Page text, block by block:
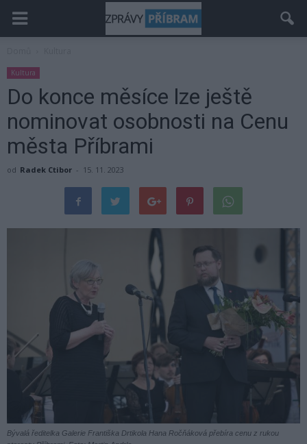
Kultura
Do konce měsíce lze ještě
nominovat osobnosti na Cenu
města Příbrami
od Radek Ctibor - 15. 11. 2023
Bývalá ředitelka Galerie Františka Drtikola Hana Ročňáková přebíra cenu z rukou